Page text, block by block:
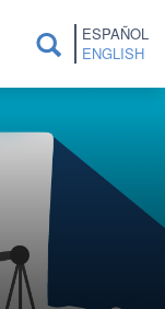
ESPAÑOL
ENGLISH